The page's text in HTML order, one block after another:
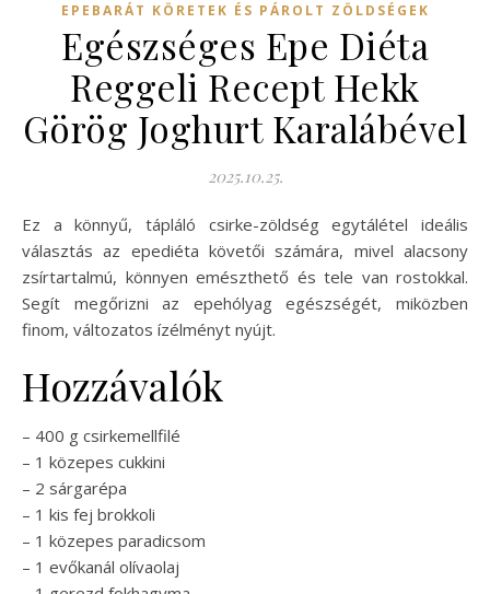
EPEBARÁT KÖRETEK ÉS PÁROLT ZÖLDSÉGEK
Egészséges Epe Diéta
Reggeli Recept Hekk
Görög Joghurt Karalábével
2025.10.25.
Ez a könnyű, tápláló csirke-zöldség egytálétel ideális
választás az epediéta követői számára, mivel alacsony
zsírtartalmú, könnyen emészthető és tele van rostokkal.
Segít megőrizni az epehólyag egészségét, miközben
finom, változatos ízélményt nyújt.
Hozzávalók
– 400 g csirkemellfilé
– 1 közepes cukkini
– 2 sárgarépa
– 1 kis fej brokkoli
– 1 közepes paradicsom
– 1 evőkanál olívaolaj